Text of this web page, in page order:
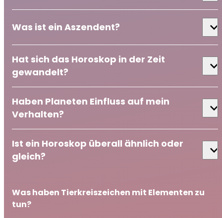
expand_more
Was ist ein Aszendent?
expand_more
Hat sich das Horoskop in der Zeit
gewandelt?
expand_more
Haben Planeten Einfluss auf mein
Verhalten?
expand_more
Ist ein Horoskop überall ähnlich oder
gleich?
Was haben Tierkreiszeichen mit Elementen zu
tun?